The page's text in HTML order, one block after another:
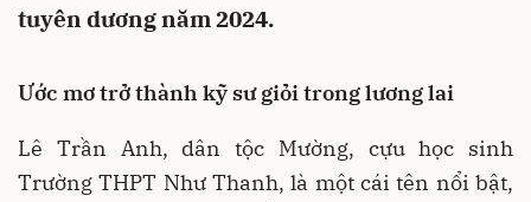
tuyên dương năm 2024.
Ước mơ trở thành kỹ sư giỏi trong lương lai
Lê Trần Anh, dân tộc Mường, cựu học sinh
Trường THPT Như Thanh, là một cái tên nổi bật,